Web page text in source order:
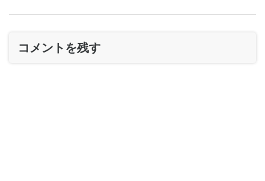
コメントを残す